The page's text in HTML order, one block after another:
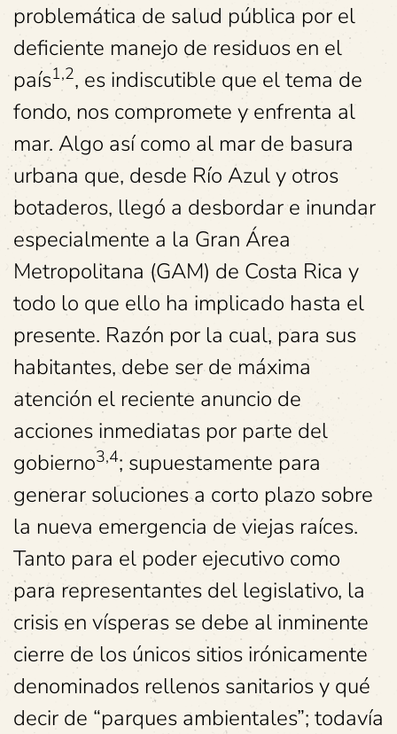
problemática de salud pública por el
deficiente manejo de residuos en el
país1,2, es indiscutible que el tema de
fondo, nos compromete y enfrenta al
mar. Algo así como al mar de basura
urbana que, desde Río Azul y otros
botaderos, llegó a desbordar e inundar
especialmente a la Gran Área
Metropolitana (GAM) de Costa Rica y
todo lo que ello ha implicado hasta el
presente. Razón por la cual, para sus
habitantes, debe ser de máxima
atención el reciente anuncio de
acciones inmediatas por parte del
gobierno3,4; supuestamente para
generar soluciones a corto plazo sobre
la nueva emergencia de viejas raíces.
Tanto para el poder ejecutivo como
para representantes del legislativo, la
crisis en vísperas se debe al inminente
cierre de los únicos sitios irónicamente
denominados rellenos sanitarios y qué
decir de “parques ambientales”; todavía